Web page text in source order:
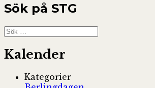
Sök på STG
Sök
efter:
Kalender
Kategorier